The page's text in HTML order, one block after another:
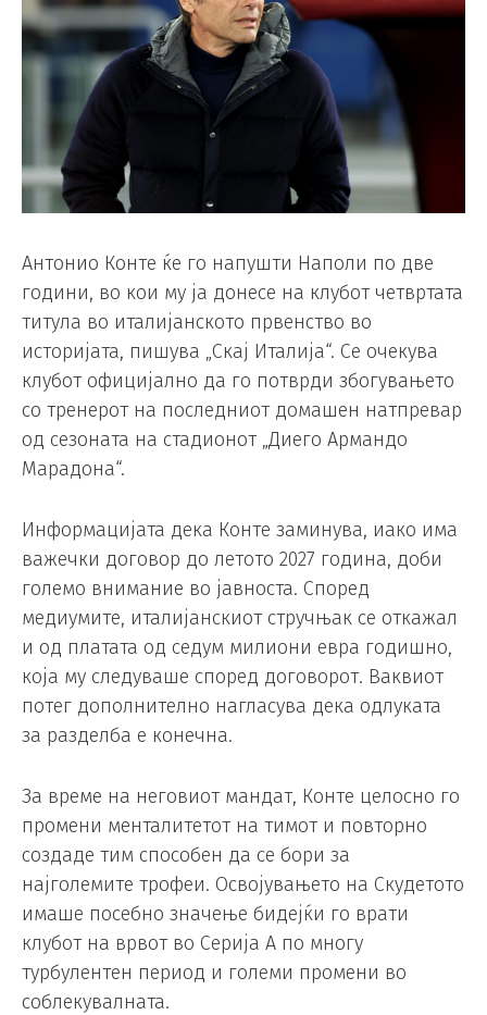
Антонио Конте ќе го напушти Наполи по две
години, во кои му ја донесе на клубот четвртата
титула во италијанското првенство во
историјата, пишува „Скај Италија“. Се очекува
клубот официјално да го потврди збогувањето
со тренерот на последниот домашен натпревар
од сезоната на стадионот „Диего Армандо
Марадона“.
Информацијата дека Конте заминува, иако има
важечки договор до летото 2027 година, доби
големо внимание во јавноста. Според
медиумите, италијанскиот стручњак се откажал
и од платата од седум милиони евра годишно,
која му следуваше според договорот. Ваквиот
потег дополнително нагласува дека одлуката
за разделба е конечна.
За време на неговиот мандат, Конте целосно го
промени менталитетот на тимот и повторно
создаде тим способен да се бори за
најголемите трофеи. Освојувањето на Скудетото
имаше посебно значење бидејќи го врати
клубот на врвот во Серија А по многу
турбулентен период и големи промени во
соблекувалната.